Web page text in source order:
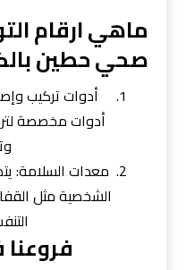
ماهي ارقام
صحي حطين
أدوات تركيب
أدوات مخصصة
معدات السلامة:
الشخصية مثل